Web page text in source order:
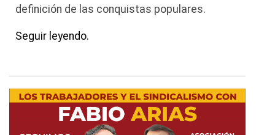
definición de las conquistas populares.
Seguir leyendo.